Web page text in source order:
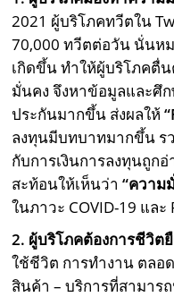
2021 ผู้บริโภคทวีตใน
70,000 ทวีตต่อวัน นั่นห
เกิดขึ้น ทำให้ผู้บริโภคตื่
มั่นคง จึงหาข้อมูลและศึ
ประกันมากขึ้น ส่งผลให้
ลงทุนมีบทบาทมากขึ้น ร
กับการเงินการลงทุนถูก
สะท้อนให้เห็นว่า“ความ
ในภาวะ COVID-19 และ
2. ผู้บริโภคต้องการชีวิต
ใช้ชีวิต การทำงาน ตลอ
สินค้า – บริการที่สามาร